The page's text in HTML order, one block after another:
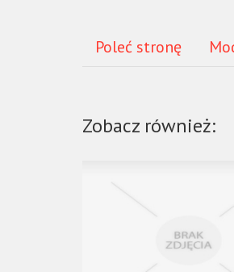
Poleć stronę
Zobacz również: